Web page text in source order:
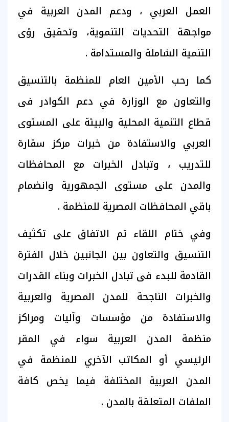
العمل العربي ، ودعم المدن العربية في
مواجهة التحديات التنموية، وتحقيق رؤى
التنمية الشاملة والمستدامة .
كما رحب الأمين العام للمنظمة بالتنسيق
والتعاون مع الوزارة في دعم الكوادر فى
قطاع التنمية المحلية والبيئة على المستوى
العربي والاستفادة من خبرات مركز سقارة
للتدريب ، وتبادل الخبرات مع المحافظات
والمدن على مستوى الجمهورية وانضمام
باقي المحافظات المصرية للمنظمة .
وفي ختام اللقاء تم الاتفاق على تكثيف
التنسيق والتعاون بين الجانبين خلال الفترة
القادمة للبدء فى تبادل الخبرات وبناء القدرات
والخبرات الناجحة للمدن المصرية والعربية
والاستفادة من مؤسسات وآليات ومراكز
منظمة المدن العربية سواء في المقر
الرئيسي أو المكاتب الآخري للمنظمة في
المدن العربية المختلفة فيما يخص كافة
الملفات المتعلقة بالمدن .